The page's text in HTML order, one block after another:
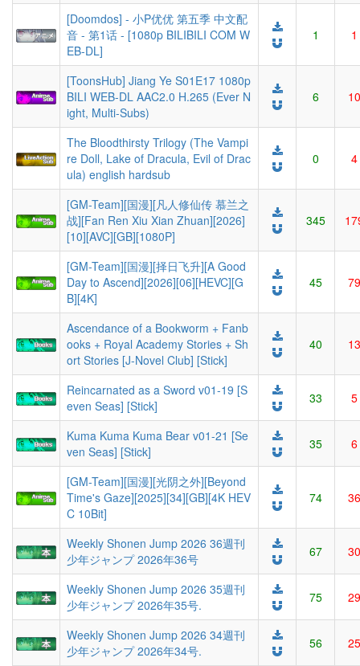
[Doomdos] - 小P优优 第五季 中文配
音 - 第1话 - [1080p BILIBILI COM W
EB-DL]
1 1
[ToonsHub] Jiang Ye S01E17 1080p
BILI WEB-DL AAC2.0 H.265 (Ever N
ight, Multi-Subs)
6 10
The Bloodthirsty Trilogy (The Vampi
re Doll, Lake of Dracula, Evil of Drac
ula) english hardsub
0 4
[GM-Team][国漫][凡人修仙传 慕兰之
战][Fan Ren Xiu Xian Zhuan][2026]
[10][AVC][GB][1080P]
345
[GM-Team][国漫][择日飞升][A Good
Day to Ascend][2026][06][HEVC][G
B][4K]
45 79
Ascendance of a Bookworm + Fanb
ooks + Royal Academy Stories + Sh
ort Stories [J-Novel Club] [Stick]
40 13
Reincarnated as a Sword v01-19 [S
even Seas] [Stick]
33 5
Kuma Kuma Kuma Bear v01-21 [Se
ven Seas] [Stick]
35 6
[GM-Team][国漫][光阴之外][Beyond
Time's Gaze][2025][34][GB][4K HEV
C 10Bit]
74 36
Weekly Shonen Jump 2026 36週刊
少年ジャンプ 2026年36号
67 30
Weekly Shonen Jump 2026 35週刊
少年ジャンプ 2026年35号.
75 29
Weekly Shonen Jump 2026 34週刊
少年ジャンプ 2026年34号.
56 25